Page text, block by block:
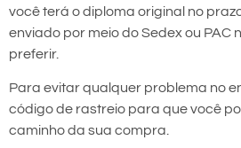
você terá o diploma original no
enviado por meio do Sedex ou PAC
preferir.
Para evitar qualquer problema no
código de rastreio para que você
caminho da sua compra.